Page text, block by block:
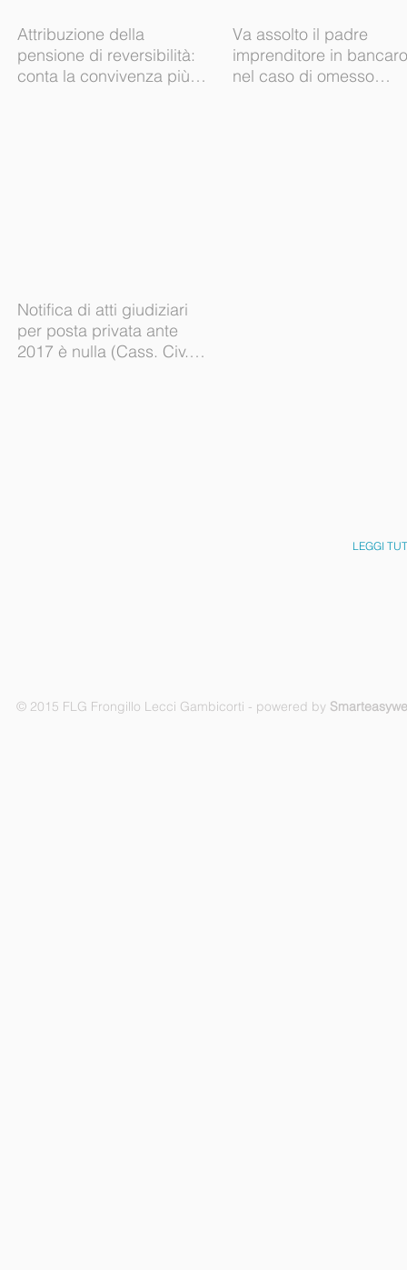
Attribuzione della
pensione di reversibilità:
conta la convivenza più
Va assolto il padre
imprenditore in
nel caso di omesso
Notifica di atti giudiziari
per posta privata ante
2017 è nulla (Cass. Civ.
LEGGI
© 2015 FLG Frongillo Lecci Gambicorti - powered by